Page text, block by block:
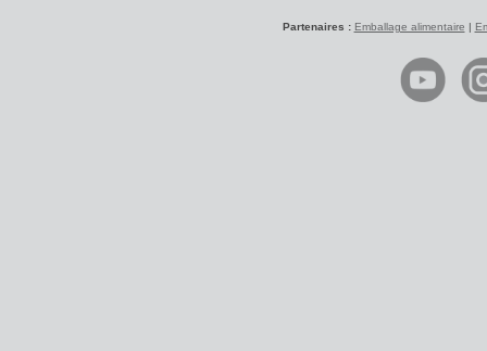
Partenaires : Emballage alimentaire |